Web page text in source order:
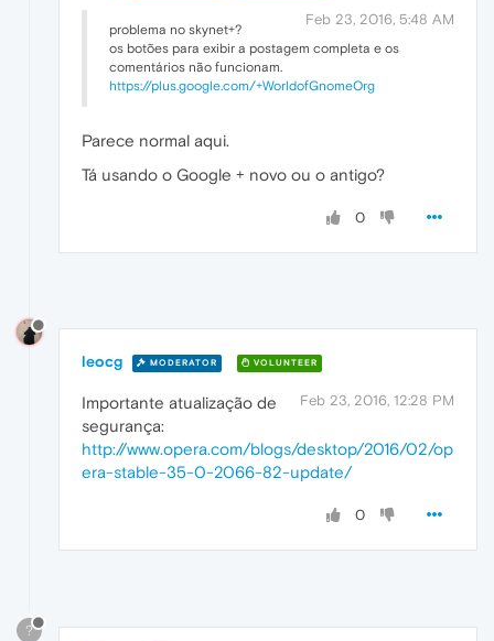
Feb 23, 2016, 5:48 AM
problema no skynet+?
os botões para exibir a postagem completa e os
comentários não funcionam.
https://plus.google.com/+WorldofGnomeOrg
Parece normal aqui.
Tá usando o Google + novo ou o antigo?
0
leocg MODERATOR VOLUNTEER
Feb 23, 2016, 12:28 PM
Importante atualização de
segurança:
http://www.opera.com/blogs/desktop/2016/02/op
era-stable-35-0-2066-82-update/
0
?